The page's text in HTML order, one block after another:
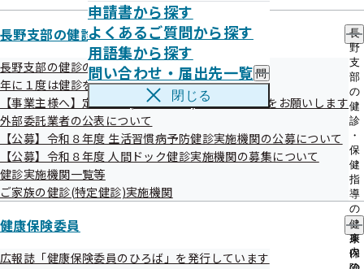
申請書から探す
よくあるご質問から探す
用語集から探す
問い合わせ・届出先一覧 問
い
せ
・
届
一
ブ
閉じる
長野支部の健診・保健指導のご案内
長
野
支
部
の
健
診
・
保
健
指
導
の
ご
案
内
長野支部の健診のご案内
年に１度は健診を！ 健診特集コーナー
【事業主様へ】定期健診(事業者健診)結果のご提供をお願いします
外部委託業者の公表について
【公募】令和８年度 生活習慣病予防健診実施機関の公募について
【公募】令和８年度 人間ドック健診実施機関の募集について
健診実施機関一覧等
ご家族の健診(特定健診)実施機関
健康保険委員
健
康
保
広報誌「健康保険委員のひろば」を発行しています
健康保険委員活動について
協会けんぽ長野支部では、事業所の架け橋となっていただく
健康保険委員のご登録をお願いしております。現在、6,100
名以上の方に健康保険委員としてご活躍いただいています。
（令和8年3月時点）